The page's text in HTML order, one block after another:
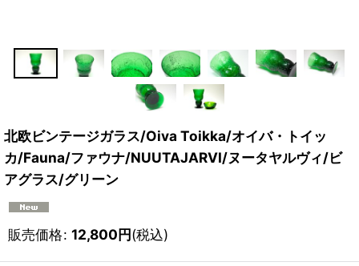
北欧ビンテージガラス/Oiva Toikka/オイバ・トイッ
カ/Fauna/ファウナ/NUUTAJARVI/ヌータヤルヴィ/ビ
アグラス/グリーン
販売価格: 12,800円(税込)